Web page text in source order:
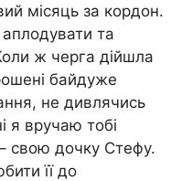
місяць за кордон.
аплодувати та
ж черга дійшла
байдуже
не дивлячись
я вручаю тобі
свою дочку Стефу.
її до